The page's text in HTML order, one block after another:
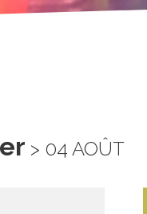
> 04 AOÛT